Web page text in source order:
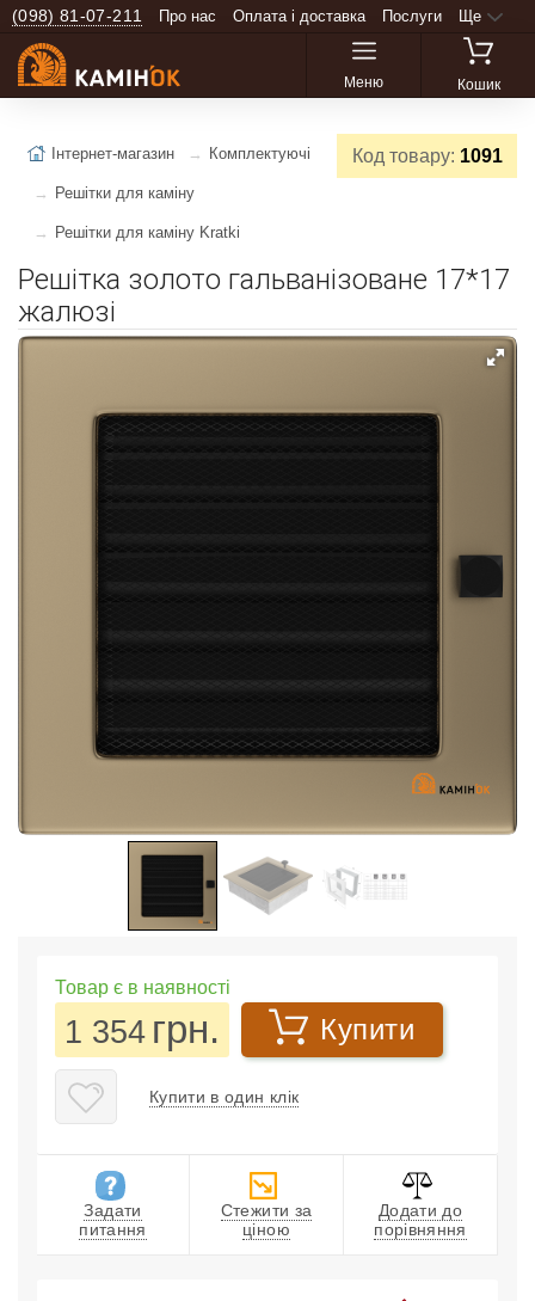
(098) 81-07-211 Про нас Оплата і доставка Послуги Ще
Меню Кошик
Код товару: 1091
Інтернет-магазин Комплектуючі
Решітки для каміну
Решітки для каміну Kratki
Решітка золото гальванізоване 17*17
жалюзі
Товар є в наявності
1 354 грн. Купити
Купити в один клік
Задати
питання
Стежити за
ціною
Додати до
порівняння